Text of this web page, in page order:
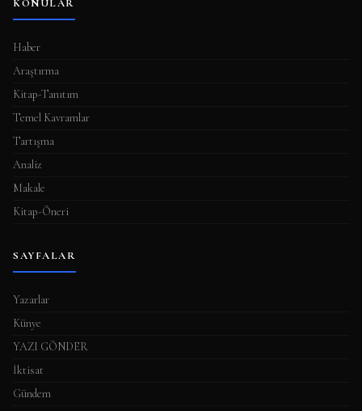
KONULAR
Haber
Araştırma
Kitap-Tanıtım
Temel Kavramlar
Tartışma
Analiz
Makale
Kitap-Öneri
SAYFALAR
Yazarlar
Künye
YAZI GÖNDER
İktisat
Gündem